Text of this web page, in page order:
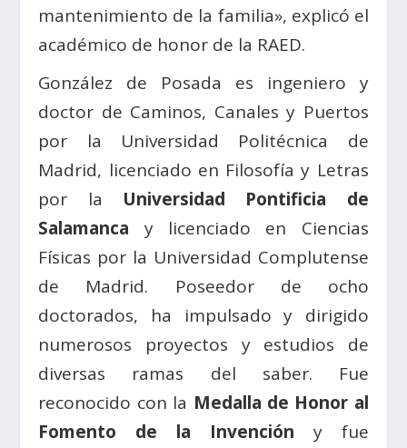
mantenimiento de la familia», explicó el
académico de honor de la RAED.
González de Posada es ingeniero y
doctor de Caminos, Canales y Puertos
por la Universidad Politécnica de
Madrid, licenciado en Filosofía y Letras
por la Universidad Pontificia de
Salamanca y licenciado en Ciencias
Físicas por la Universidad Complutense
de Madrid. Poseedor de ocho
doctorados, ha impulsado y dirigido
numerosos proyectos y estudios de
diversas ramas del saber. Fue
reconocido con la Medalla de Honor al
Fomento de la Invención y fue